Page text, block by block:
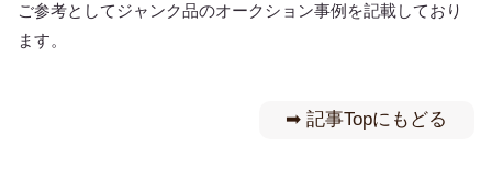
ご参考としてジャンク品のオークション事例を記載しており
ます。
➡︎ 記事Topにもどる